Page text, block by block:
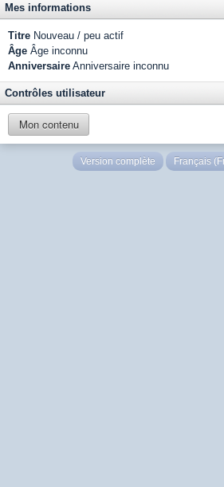
Mes informations
Titre Nouveau / peu actif
Âge Âge inconnu
Anniversaire Anniversaire inconnu
Contrôles utilisateur
Mon contenu
Version complète Français